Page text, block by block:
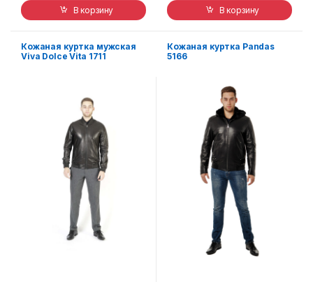
В корзину В корзину
Кожаная куртка мужская
Viva Dolce Vita 1711
Кожаная куртка Pandas
5166